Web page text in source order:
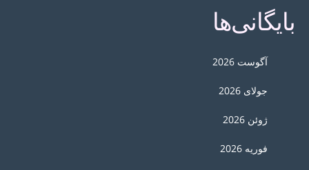
بایگانی‌ها
آگوست 2026
جولای 2026
ژوئن 2026
فوریه 2026